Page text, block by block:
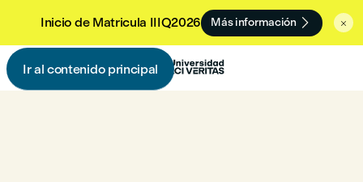
Inicio de Matricula IIIQ2026 Más información  
Ir al contenido principal
